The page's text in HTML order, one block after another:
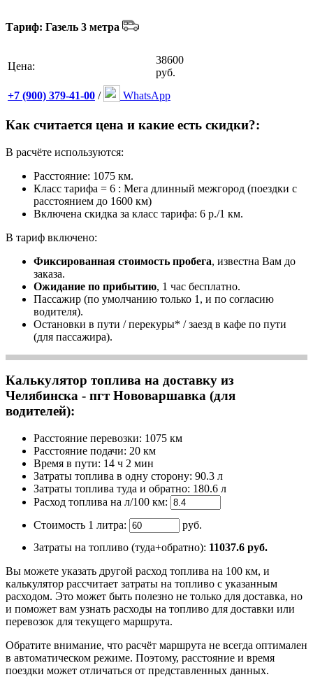
Тариф: Газель 3 метра
Цена:
38600
руб.
+7 (900) 379-41-00 / WhatsApp
Как считается цена и какие есть скидки?:
В расчёте используются:
Расстояние: 1075 км.
Класс тарифа = 6 : Мега длинный межгород (поездки с
расстоянием до 1600 км)
Включена скидка за класс тарифа: 6 р./1 км.
В тариф включено:
Фиксированная стоимость пробега, известна Вам до
заказа.
Ожидание по прибытию, 1 час бесплатно.
Пассажир (по умолчанию только 1, и по согласию
водителя).
Остановки в пути / перекуры* / заезд в кафе по пути
(для пассажира).
Калькулятор топлива на доставку из
Челябинска - пгт Нововаршавка (для
водителей):
Расстояние перевозки: 1075 км
Расстояние подачи: 20 км
Время в пути: 14 ч 2 мин
Затраты топлива в одну сторону: 90.3 л
Затраты топлива туда и обратно: 180.6 л
Расход топлива на л/100 км:
Стоимость 1 литра:
руб.
Затраты на топливо (туда+обратно): 11037.6 руб.
Вы можете указать другой расход топлива на 100 км, и
калькулятор рассчитает затраты на топливо с указанным
расходом. Это может быть полезно не только для доставка, но
и поможет вам узнать расходы на топливо для доставки или
перевозок для текущего маршрута.
Обратите внимание, что расчёт маршрута не всегда оптимален
в автоматическом режиме. Поэтому, расстояние и время
поездки может отличаться от представленных данных.